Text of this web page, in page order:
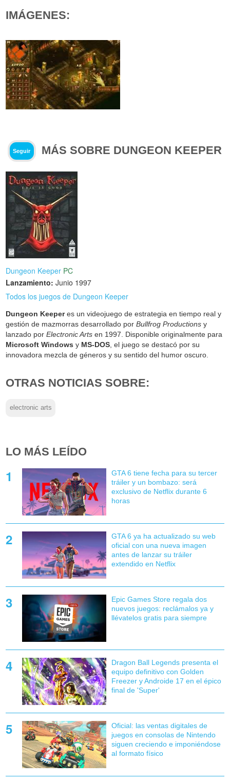
IMÁGENES:
Seguir MÁS SOBRE DUNGEON KEEPER
Dungeon Keeper PC
Lanzamiento: Junio 1997
Todos los juegos de Dungeon Keeper
Dungeon Keeperes un videojuego de estrategia en tiempo real y
gestión de mazmorras desarrollado porBullfrog Productions y
lanzado porElectronic Arts en 1997. Disponible originalmente para
Microsoft Windows y MS-DOS, el juego se destacó por su
innovadora mezcla de géneros y su sentido del humor oscuro.
OTRAS NOTICIAS SOBRE:
electronic arts
LO MÁS LEÍDO
GTA 6 tiene fecha para su tercer
tráiler y un bombazo: será
exclusivo de Netflix durante 6
horas
GTA 6 ya ha actualizado su web
oficial con una nueva imagen
antes de lanzar su tráiler
extendido en Netflix
Epic Games Store regala dos
nuevos juegos: reclámalos ya y
llévatelos gratis para siempre
Dragon Ball Legends presenta el
equipo definitivo con Golden
Freezer y Androide 17 en el épico
final de 'Super'
Oficial: las ventas digitales de
juegos en consolas de Nintendo
siguen creciendo e imponiéndose
al formato físico